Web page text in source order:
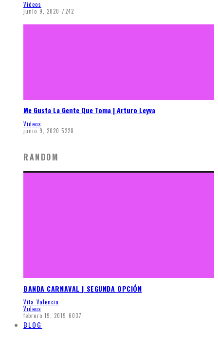
Videos
junio 9, 2020 7242
Me Gusta La Gente Que Toma | Arturo Leyva
Videos
junio 9, 2020 5220
RANDOM
BANDA CARNAVAL | SEGUNDA OPCIÓN
Vita Valencia
Videos
febrero 19, 2019 6037
BLOG